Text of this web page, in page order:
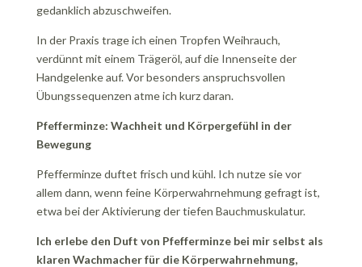
gedanklich abzuschweifen.
In der Praxis trage ich einen Tropfen Weihrauch,
verdünnt mit einem Trägeröl, auf die Innenseite der
Handgelenke auf. Vor besonders anspruchsvollen
Übungssequenzen atme ich kurz daran.
Pfefferminze: Wachheit und Körpergefühl in der
Bewegung
Pfefferminze duftet frisch und kühl. Ich nutze sie vor
allem dann, wenn feine Körperwahrnehmung gefragt ist,
etwa bei der Aktivierung der tiefen Bauchmuskulatur.
Ich erlebe den Duft von Pfefferminze bei mir selbst als
klaren Wachmacher für die Körperwahrnehmung,